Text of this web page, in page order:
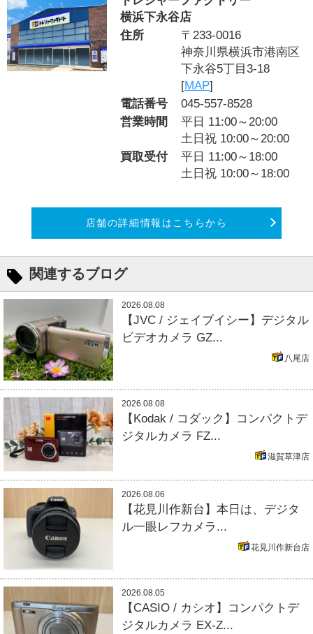
横浜下永谷店
住所
〒233-0016
神奈川県横浜市港南区
下永谷5丁目3-18
[MAP]
電話番号
045-557-8528
営業時間
平日 11:00～20:00
土日祝 10:00～20:00
買取受付
平日 11:00～18:00
土日祝 10:00～18:00
店舗の詳細情報はこちらから
関連するブログ
2026.08.08
【JVC / ジェイブイシー】デジタル
ビデオカメラ GZ...
八尾店
2026.08.08
【Kodak / コダック】コンパクトデ
ジタルカメラ FZ...
滋賀草津店
2026.08.06
【花見川作新台】本日は、デジタ
ル一眼レフカメラ...
花見川作新台店
2026.08.05
【CASIO / カシオ】コンパクトデ
ジタルカメラ EX-Z...